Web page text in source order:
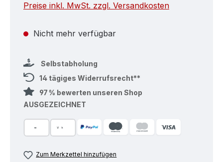
Preise inkl. MwSt. zzgl. Versandkosten
Nicht mehr verfügbar
Selbstabholung
14 tägiges Widerrufsrecht**
97 % bewerten unseren Shop
AUSGEZEICHNET
Zum Merkzettel hinzufügen